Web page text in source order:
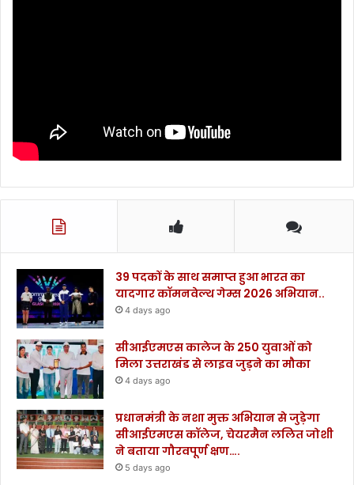
39 पदकों के साथ समाप्त हुआ भारत का
यादगार कॉमनवेल्थ गेम्स 2026 अभियान..
4 days ago
सीआईएमएस कालेज के 250 युवाओं को
मिला उत्तराखंड से लाइव जुड़ने का मौका
4 days ago
प्रधानमंत्री के नशा मुक्त अभियान से जुड़ेगा
सीआईएमएस कॉलेज, चेयरमैन ललित जोशी
ने बताया गौरवपूर्ण क्षण….
5 days ago